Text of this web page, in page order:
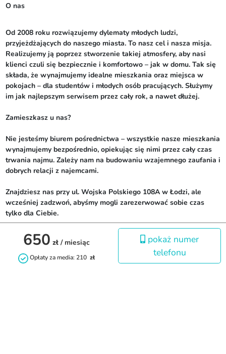
650 zł / miesiąc
Opłaty za media: 210 zł
pokaż numer
telefonu
O nas
Od 2008 roku rozwiązujemy dylematy młodych ludzi,
przyjeżdżających do naszego miasta. To nasz cel i nasza misja.
Realizujemy ją poprzez stworzenie takiej atmosfery, aby nasi
klienci czuli się bezpiecznie i komfortowo – jak w domu. Tak się
składa, że wynajmujemy idealne mieszkania oraz miejsca w
pokojach – dla studentów i młodych osób pracujących. Służymy
im jak najlepszym serwisem przez cały rok, a nawet dłużej.
Zamieszkasz u nas?
Nie jesteśmy biurem pośrednictwa – wszystkie nasze mieszkania
wynajmujemy bezpośrednio, opiekując się nimi przez cały czas
trwania najmu. Zależy nam na budowaniu wzajemnego zaufania i
dobrych relacji z najemcami.
Znajdziesz nas przy ul. Wojska Polskiego 108A w Łodzi, ale
wcześniej zadzwoń, abyśmy mogli zarezerwować sobie czas
tylko dla Ciebie.
----------------------------------
Dobry Wynajem sp. z o.o. z siedzibą w Łodzi przy ul. Wojska
Polskiego 108A jest wpisana do rejestru przedsiębiorców
prowadzonego przez Sąd Rejonowy dla Łodzi-Śródmieście w